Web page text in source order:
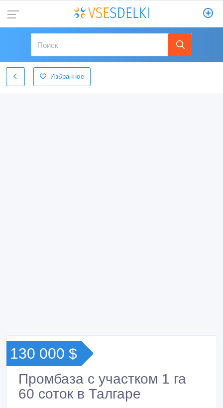
Избранное
130 000 $
Промбаза с участком 1 га
60 соток в Талгаре